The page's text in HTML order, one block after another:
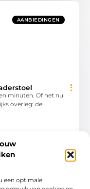
een optimale
AANBIEDINGEN
minuten. Of het nu
overleg: de